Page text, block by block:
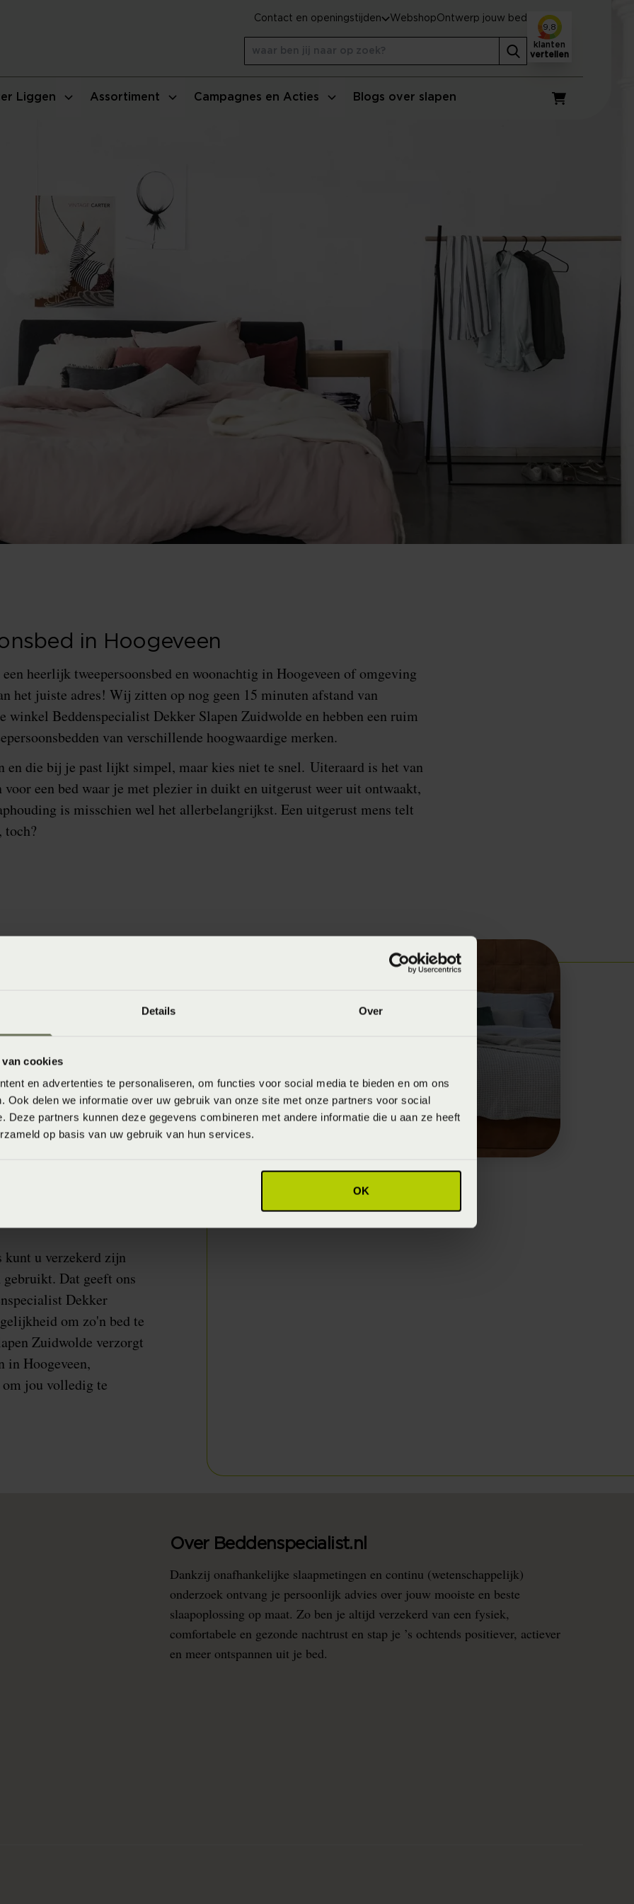
Details Over
cookies
en advertenties te personaliseren, om functies voor social media te bieden en om ons
Ook delen we informatie over uw gebruik van onze site met onze partners voor social
Deze partners kunnen deze gegevens combineren met andere informatie die u aan ze heeft
op basis van uw gebruik van hun services.
OK
Liggen Assortiment Campagnes en Acties Blogs over slapen
Winkelwagen
Contact en openingstijden WebshopOntwerp jouw bed
9,8
klanten
vertellen
in Hoogeveen
heerlijk tweepersoonsbed en woonachtig in Hoogeveen of omgeving
het juiste adres! Wij zitten op nog geen 15 minuten afstand van
winkel Beddenspecialist Dekker Slapen Zuidwolde en hebben een ruim
van verschillende hoogwaardige merken.
en die bij je past lijkt simpel, maar kies niet te snel. Uiteraard is het van
voor een bed waar je met plezier in duikt en uitgerust weer uit ontwaakt,
is misschien wel het allerbelangrijkst. Een uitgerust mens telt
toch?
dan biedt
met de meest
1986 bezig met
en
en nachtrust voor
de dag kan slapen.
kunt u verzekerd zijn
Dat geeft ons
Dekker
om zo'n bed te
Zuidwolde verzorgt
in Hoogeveen,
jou volledig te
Over Beddenspecialist.nl
Dankzij onafhankelijke slaapmetingen en continu (wetenschappelijk)
onderzoek ontvang je persoonlijk advies over jouw mooiste en beste
slaapoplossing op maat. Zo ben je altijd verzekerd van een fysiek,
comfortabele en gezonde nachtrust en stap je ’s ochtends positiever, actiever
en meer ontspannen uit je bed.